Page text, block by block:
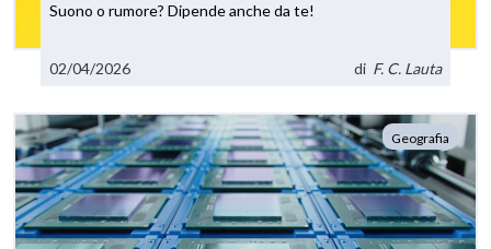
Suono o rumore? Dipende anche da te!
02/04/2026 di F. C. Lauta
Geografia